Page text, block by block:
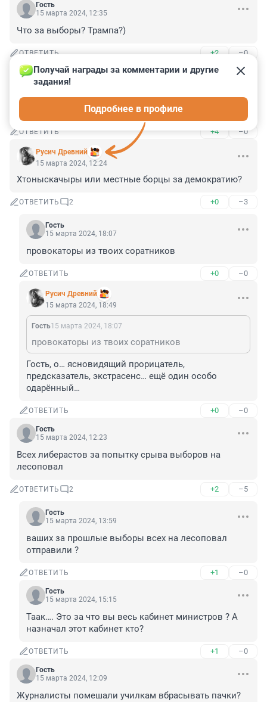
Гость
15 марта 2024, 12:35
Что за выборы? Трампа?)
ОТВЕТИТЬ +2 –0
Гость
15 марта 2024, 12:33
Лучше бы коронацию сразу устроили. Грандиозное и
интереснее шоу. А то выборы уже приелись.
ОТВЕТИТЬ +4 –0
Русич Древний
Получай награды за комментарии и другие
задания!
Подробнее в профиле
15 марта 2024, 12:24
Хтоныскачыры или местные борцы за демократию?
ОТВЕТИТЬ 2 +0 –3
Гость
15 марта 2024, 18:07
провокаторы из твоих соратников
ОТВЕТИТЬ +0 –0
Русич Древний
15 марта 2024, 18:49
Гость15 марта 2024, 18:07
провокаторы из твоих соратников
Гость, о… ясновидящий прорицатель,
предсказатель, экстрасенс… ещё один особо
одарённый…
ОТВЕТИТЬ +0 –0
Гость
15 марта 2024, 12:23
Всех либерастов за попытку срыва выборов на
лесоповал
ОТВЕТИТЬ 2 +2 –5
Гость
15 марта 2024, 13:59
ваших за прошлые выборы всех на лесоповал
отправили ?
ОТВЕТИТЬ +1 –0
Гость
15 марта 2024, 15:15
Таак…. Это за что вы весь кабинет министров ? А
назначал этот кабинет кто?
ОТВЕТИТЬ +1 –0
Гость
15 марта 2024, 12:09
Журналисты помешали училкам вбрасывать пачки?